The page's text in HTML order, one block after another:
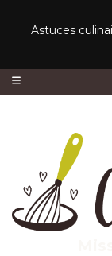
Astuces